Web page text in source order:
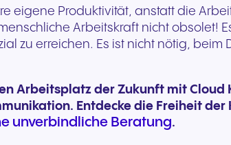
eigene Produktivität, anstatt die
Arbeitskraft nicht obsolet!
zu erreichen. Es ist nicht nötig, beim
Arbeitsplatz der Zukunft mit
Entdecke die Freiheit der
unverbindliche Beratung.